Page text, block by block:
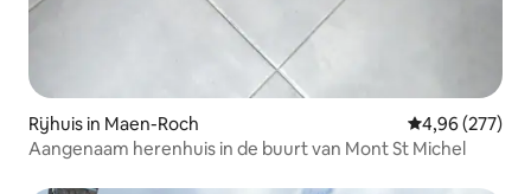
Rijhuis in Maen-Roch Gemiddelde
4,96 (277)
Aangenaam herenhuis in de buurt van Mont St Michel